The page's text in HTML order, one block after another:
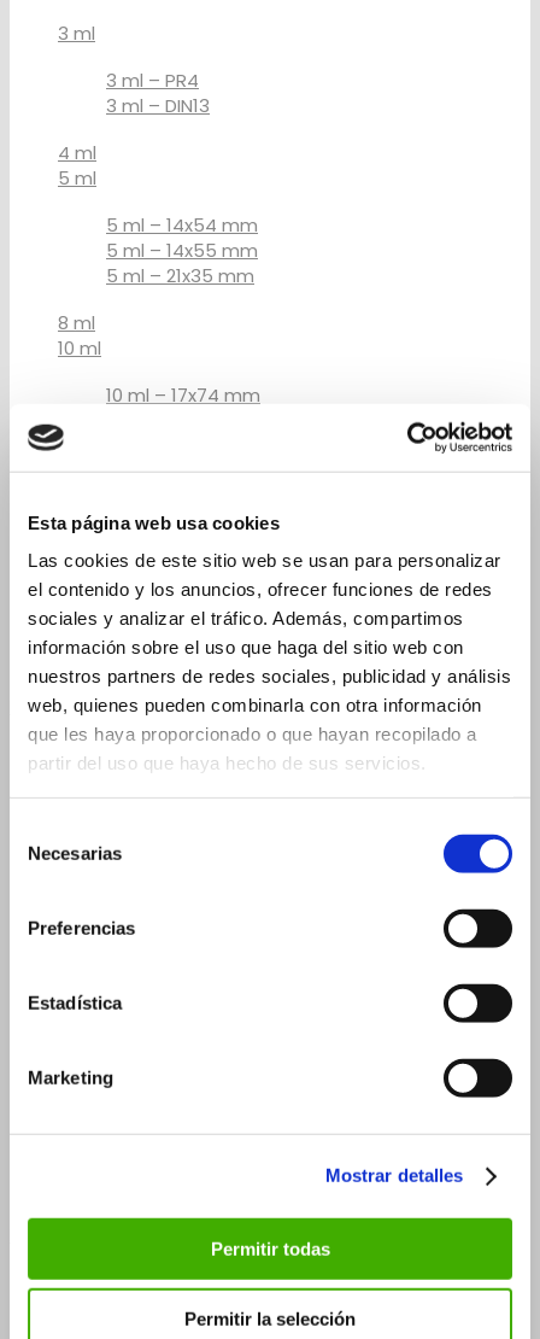
Esta página web usa cookies
Las cookies de este sitio web se usan para personalizar
el contenido y los anuncios, ofrecer funciones de redes
sociales y analizar el tráfico. Además, compartimos
información sobre el uso que haga del sitio web con
nuestros partners de redes sociales, publicidad y análisis
web, quienes pueden combinarla con otra información
que les haya proporcionado o que hayan recopilado a
partir del uso que haya hecho de sus servicios.
Necesarias
Preferencias
Estadística
Marketing
Mostrar detalles
Permitir todas
Permitir la selección
3 ml
3 ml – PR4
3 ml – DIN13
4 ml
5 ml
5 ml – 14x54 mm
5 ml – 14x55 mm
5 ml – 21x35 mm
8 ml
10 ml
10 ml – 17x74 mm
15 ml
15 ml - 19x88 mm
20 ml
20 ml - 19x105 mm
20 ml - 26x60 mm
Frascos para cuentagotas
2 ml
3 ml
3 ml – 18×33 mm
10 ml
30 ml
30 ml – 29×75 mm
3 ml